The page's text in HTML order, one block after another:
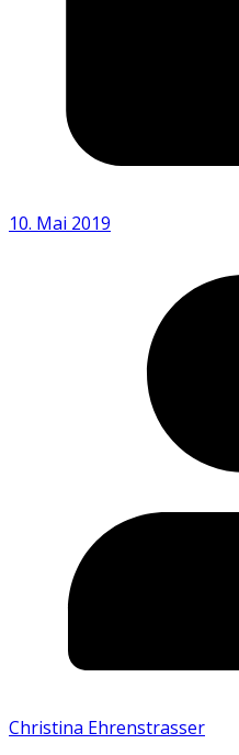
10. Mai 2019
Christina Ehrenstrasser